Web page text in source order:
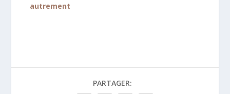
autrement
PARTAGER: